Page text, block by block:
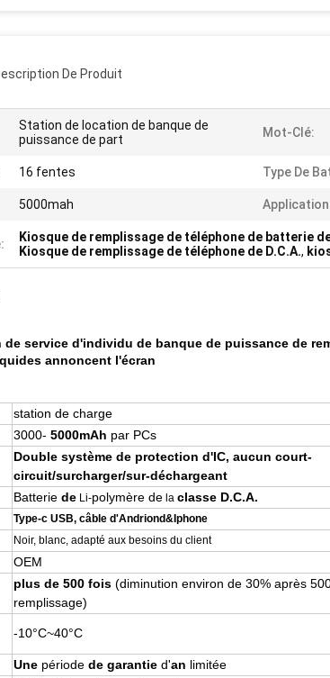
De Produit
Station de location de banque de
puissance de part
Mot-Clé:
16 fentes Type De
5000mah
Kiosque de remplissage de téléphone de batterie
Kiosque de remplissage de téléphone de D.C.A.,
service d'individu de banque de puissance de
annoncent l'écran
station de charge
3000- 5000mAh par PCs
Double système de protection d'IC, aucun court-
circuit/surcharger/sur-déchargeant
Batterie de Li-polymère de la classe D.C.A.
Type-c USB, câble d'Andriond&Iphone
Noir, blanc, adapté aux besoins du client
OEM
plus de 500 fois (diminution environ de 30% après
remplissage)
-10°C~40°C
Une période de garantie d'an limitée